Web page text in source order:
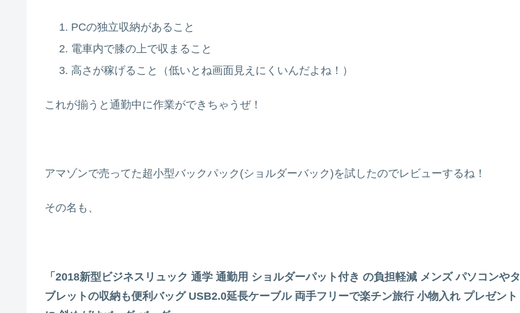
PCの独立収納があること
電車内で膝の上で収まること
高さが稼げること（低いとね画面見えにくいんだよね！）
これが揃うと通勤中に作業ができちゃうぜ！
アマゾンで売ってた超小型バックパック(ショルダーバック)を試したのでレビューするね！
その名も、
「 2018新型ビジネスリュック 通学 通勤用 ショルダーパット付き の負担軽減 メンズ パソコンやタ
ブレットの収納も便利バッグUSB2.0延長ケーブル 両手フリーで楽チン旅行 小物入れ プレゼント